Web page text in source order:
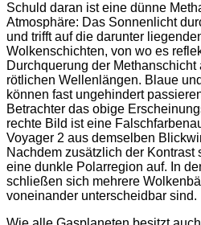
Schuld daran ist eine dünne
Atmosphäre: Das Sonnenlicht
und trifft auf die darunter
Wolkenschichten, von wo es
Durchquerung der
rötlichen Wellenlängen. Blaue
können fast ungehindert
Betrachter das obige
rechte Bild ist eine
Voyager 2 aus demselben
Nachdem zusätzlich der Kontrast
eine dunkle Polarregion auf. In
schließen sich mehrere
voneinander unterscheidbar sind.